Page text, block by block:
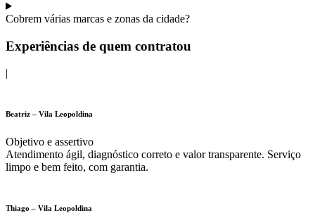
Cobrem várias marcas e zonas da cidade?
Experiências de quem contratou
|
Beatriz – Vila Leopoldina
Objetivo e assertivo
Atendimento ágil, diagnóstico correto e valor transparente. Serviço
limpo e bem feito, com garantia.
Thiago – Vila Leopoldina